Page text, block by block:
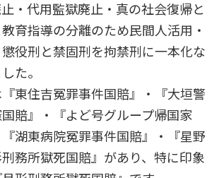
・代用監獄廃止・真の社会復帰と
育指導の分離のため民間人活用・
役刑と禁固刑を拘禁刑に一本化な
た。
東住吉冤罪事件国賠』・『大垣警
賠』・『よど号グループ帰国家
湖東病院冤罪事件国賠』・『星野
務所獄死国賠』があり、特に印象